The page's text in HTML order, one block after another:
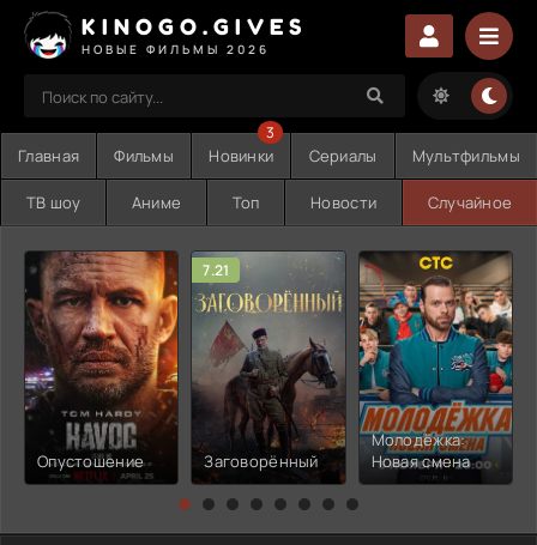
KINOGO.GIVES
НОВЫЕ ФИЛЬМЫ 2026
Главная Фильмы Новинки
3
Сериалы Мультфильмы
ТВ шоу Аниме Топ Новости Случайное
Опустошение
7.21
Заговорённый
Молодёжка:
Новая смена